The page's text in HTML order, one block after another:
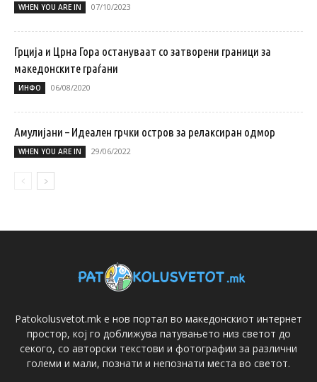
WHEN YOU ARE IN 07/10/2023
Грција и Црна Гора остануваат со затворени граници за
македонските граѓани
ИНФО 06/08/2020
Амулијани – Идеален грчки остров за релаксиран одмор
WHEN YOU ARE IN 29/06/2022
Patokolusvetot.mk е нов портал во македонскиот интернет
простор, кој го доближува патувањето низ светот до
секого, со авторски текстови и фотографии за различни
големи и мали, познати и непознати места во светот.